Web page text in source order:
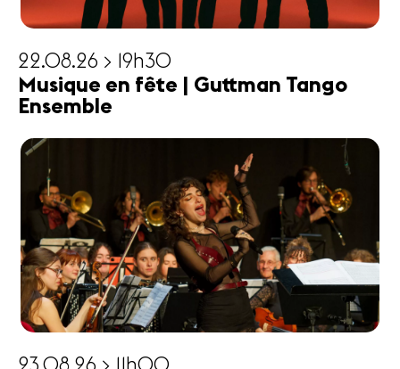
22.08.26 > 19h30
Musique en fête | Guttman Tango
Ensemble